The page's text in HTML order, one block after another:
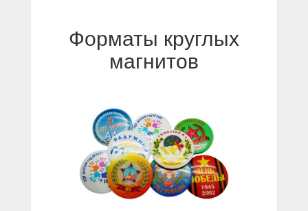
Форматы круглых
магнитов